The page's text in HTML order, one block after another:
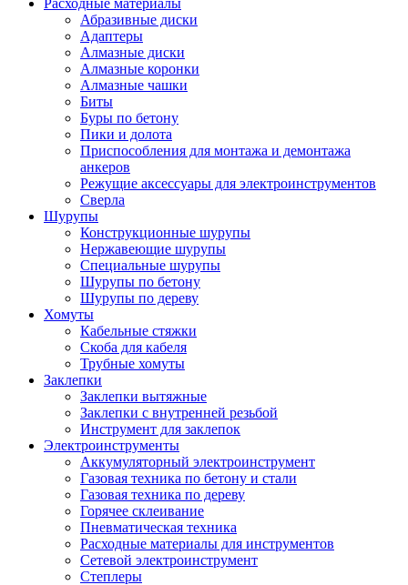
Расходные материалы
Абразивные диски
Адаптеры
Алмазные диски
Алмазные коронки
Алмазные чашки
Биты
Буры по бетону
Пики и долота
Приспособления для монтажа и демонтажа
анкеров
Режущие аксессуары для электроинструментов
Сверла
Шурупы
Конструкционные шурупы
Нержавеющие шурупы
Специальные шурупы
Шурупы по бетону
Шурупы по дереву
Хомуты
Кабельные стяжки
Скоба для кабеля
Трубные хомуты
Заклепки
Заклепки вытяжные
Заклепки с внутренней резьбой
Инструмент для заклепок
Электроинструменты
Аккумуляторный электроинструмент
Газовая техника по бетону и стали
Газовая техника по дереву
Горячее склеивание
Пневматическая техника
Расходные материалы для инструментов
Сетевой электроинструмент
Степлеры